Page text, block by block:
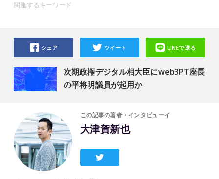
関連するキーワード
次期政権デジタル相大臣にweb3PT座長
の平将明議員が起用か
シェア ツイート LINEで送る
この記事の著者・インタビューイ
大津賀新也